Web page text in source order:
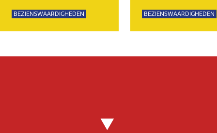
BEZIENSWAARDIGHEDEN BEZIENSWAARDIGHEDEN